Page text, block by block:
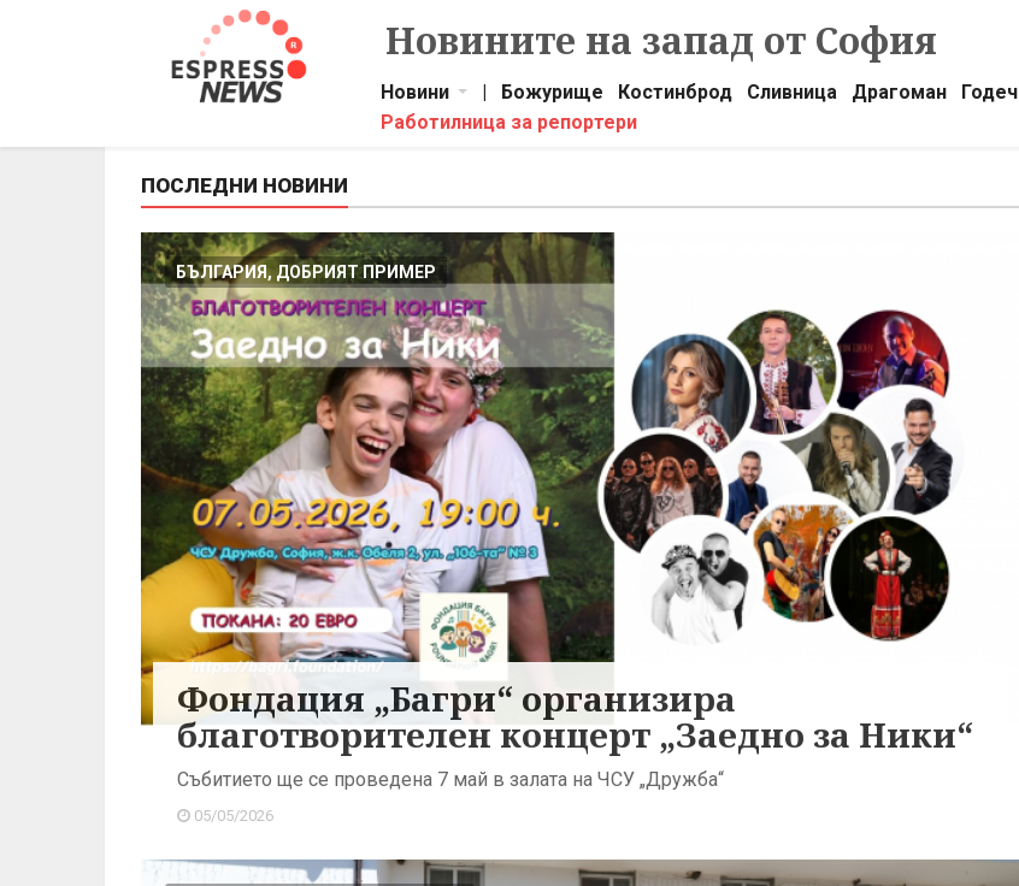
Новините на запад от София
Новини | Божурище Костинброд Сливница Драгоман Годеч
Работилница за репортери
ПОСЛЕДНИ НОВИНИ
БЪЛГАРИЯ, ДОБРИЯТ ПРИМЕР
Фондация „Багри“ организира
благотворителен концерт „Заедно за Ники“
Събитието ще се проведена 7 май в залата на ЧСУ „Дружба“
05/05/2026